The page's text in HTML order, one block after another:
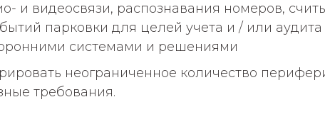
и видеосвязи, распознавания номеров,
парковки для целей учета и / или аудита
системами и решениями
неограниченное количество
требования.